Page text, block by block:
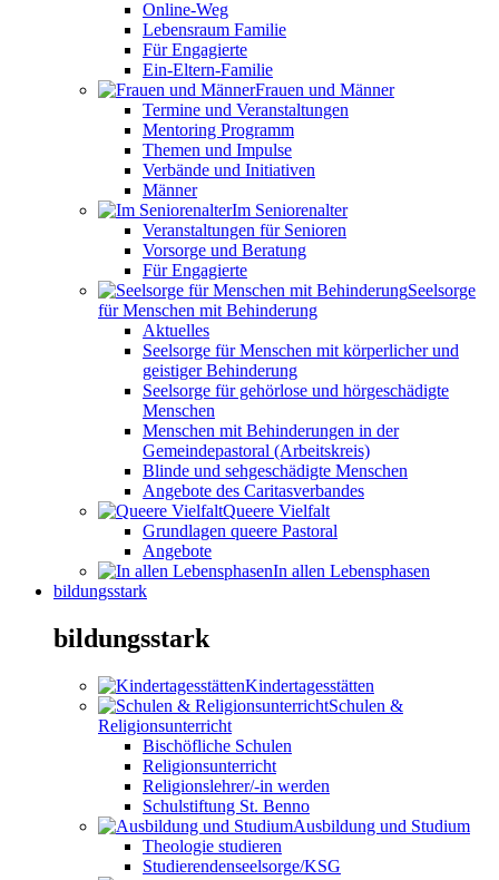
Online-Weg
Lebensraum Familie
Für Engagierte
Ein-Eltern-Familie
Frauen und Männer
Termine und Veranstaltungen
Mentoring Programm
Themen und Impulse
Verbände und Initiativen
Männer
Im Seniorenalter
Veranstaltungen für Senioren
Vorsorge und Beratung
Für Engagierte
Seelsorge
für Menschen mit Behinderung
Aktuelles
Seelsorge für Menschen mit körperlicher und
geistiger Behinderung
Seelsorge für gehörlose und hörgeschädigte
Menschen
Menschen mit Behinderungen in der
Gemeindepastoral (Arbeitskreis)
Blinde und sehgeschädigte Menschen
Angebote des Caritasverbandes
Queere Vielfalt
Grundlagen queere Pastoral
Angebote
In allen Lebensphasen
bildungsstark
bildungsstark
Kindertagesstätten
Schulen &
Religionsunterricht
Bischöfliche Schulen
Religionsunterricht
Religionslehrer/-in werden
Schulstiftung St. Benno
Ausbildung und Studium
Theologie studieren
Studierendenseelsorge/KSG